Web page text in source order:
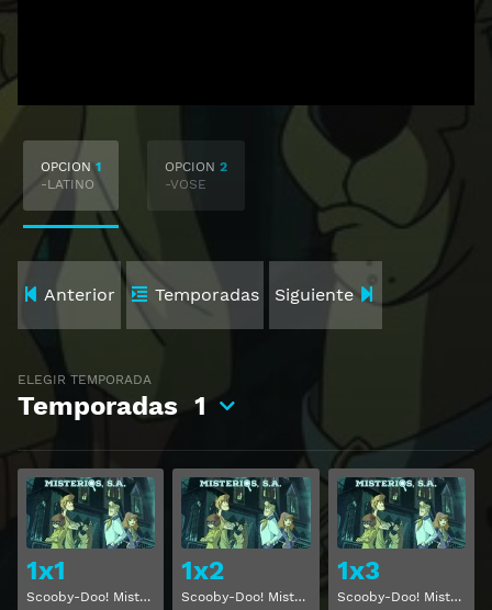
OPCION1
-LATINO
OPCION 2
-VOSE
Anterior Temporadas Siguiente
ELEGIR TEMPORADA
Temporadas 1
1x1
Scooby-Doo! Misterios, S. A. Temporada 1 Capitulo 1
Ver
1x2
Scooby-Doo! Misterios, S. A. Temporada 1 Capitulo 2
Ver
1x3
Scooby-Doo! Misterios, S. A. Temporada 1 Capitulo 3